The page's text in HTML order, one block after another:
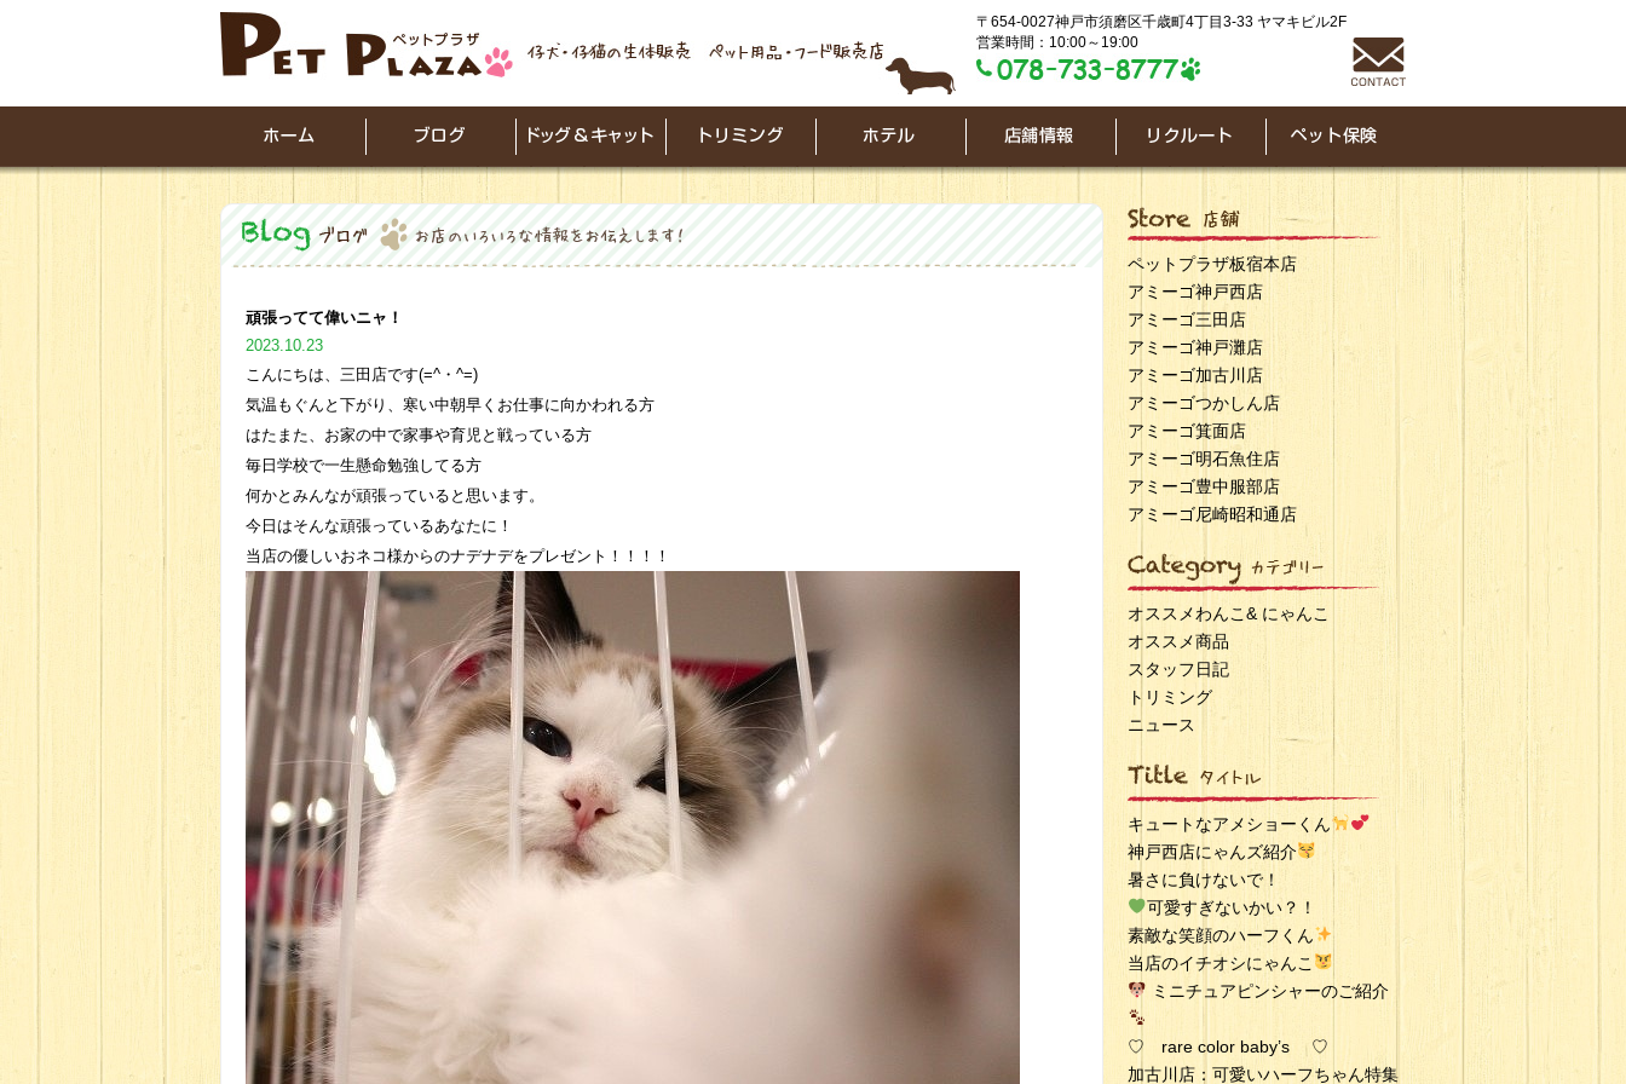
〒654-0027神戸市須磨区千歳町4丁目3-33 ヤマキビル2F
営業時間：10:00～19:00
頑張ってて偉いニャ！
2023.10.23
こんにちは、三田店です(=^・^=)
気温もぐんと下がり、寒い中朝早くお仕事に向かわれる方
はたまた、お家の中で家事や育児と戦っている方
毎日学校で一生懸命勉強してる方
何かとみんなが頑張っていると思います。
今日はそんな頑張っているあなたに！
当店の優しいおネコ様からのナデナデをプレゼント！！！！
ペットプラザ板宿本店
アミーゴ神戸西店
アミーゴ三田店
アミーゴ神戸灘店
アミーゴ加古川店
アミーゴつかしん店
アミーゴ箕面店
アミーゴ明石魚住店
アミーゴ豊中服部店
アミーゴ尼崎昭和通店
オススメわんこ& にゃんこ
オススメ商品
スタッフ日記
トリミング
ニュース
キュートなアメショーくん
神戸西店にゃんズ紹介
暑さに負けないで！
可愛すぎないかい？！
素敵な笑顔のハーフくん
当店のイチオシにゃんこ
ミニチュアピンシャーのご紹介
♡ rare color baby’s ♡
加古川店：可愛いハーフちゃん特集